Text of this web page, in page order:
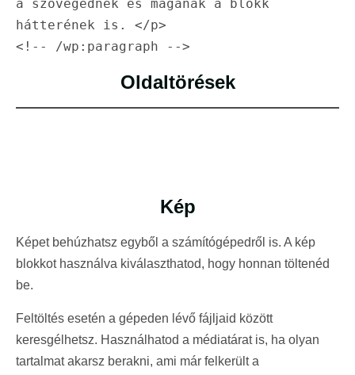
a szövegednék és magának a blokk
hátterének is. </p>
<!-- /wp:paragraph -->
Oldaltörések
Kép
Képet behúzhatsz egyből a számítógépedről is. A kép
blokkot használva kiválaszthatod, hogy honnan töltenéd
be.
Feltöltés esetén a gépeden lévő fájljaid között
keresgélhetsz. Használhatod a médiatárat is, ha olyan
tartalmat akarsz berakni, ami már felkerült a